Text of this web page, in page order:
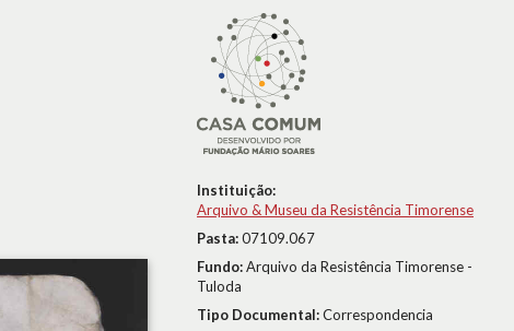
Instituição:
Arquivo & Museu da Resistência Timorense
Pasta:07109.067
Fundo:Arquivo da Resistência Timorense -
Tuloda
Tipo Documental:Correspondencia